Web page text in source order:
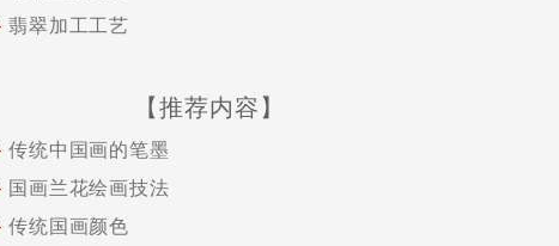
翡翠加工工艺
【推荐内容】
传统中国画的笔墨
国画兰花绘画技法
传统国画颜色